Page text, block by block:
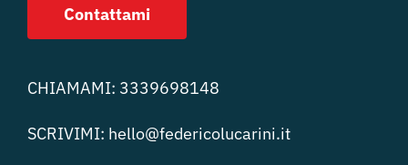
Contattami
CHIAMAMI: 3339698148
SCRIVIMI: hello@federicolucarini.it